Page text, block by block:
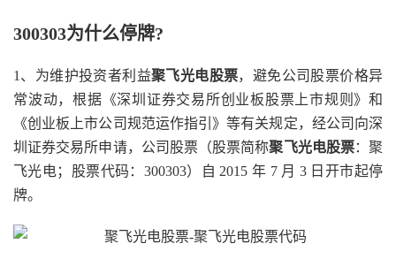
300303为什么停牌?
1、为维护投资者利益聚飞光电股票，避免公司股票价格异
常波动，根据《深圳证券交易所创业板股票上市规则》和
《创业板上市公司规范运作指引》等有关规定，经公司向深
圳证券交易所申请，公司股票（股票简称聚飞光电股票：聚
飞光电；股票代码：300303）自 2015 年 7 月 3 日开市起停
牌。